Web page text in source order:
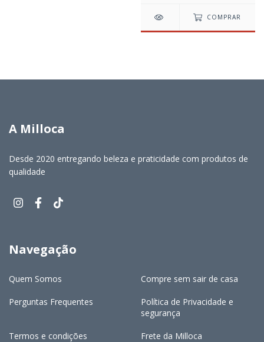
COMPRAR
A Milloca
Desde 2020 entregando beleza e praticidade com produtos de
qualidade
Navegação
Quem Somos Compre sem sair de casa
Perguntas Frequentes
Política de Privacidade e
segurança
Termos e condições Frete da Milloca